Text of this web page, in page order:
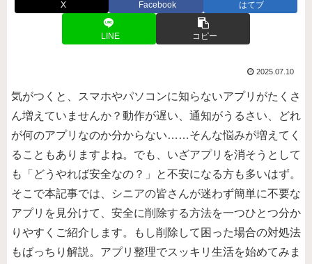
X Facebook はてブ
LINE コピー
2025.07.10
気がつくと、スマホやパソコンに知らないアプリがたくさ
ん増えていませんか？動作が遅い、通知がうるさい、どれ
が何のアプリなのか分からない……そんな悩みが増えてく
ることもありますよね。でも、いざアプリを消そうとして
も「どうやれば安全なの？」と不安になる方も多いはず。
そこで本記事では、シニアの皆さんが迷わず簡単に不要な
アプリを見分けて、安全に削除する方法を一つひとつ分か
りやすくご紹介します。もし削除して困った場合の対処法
もばっちり解説。アプリ整理でスッキリ生活を始めてみま